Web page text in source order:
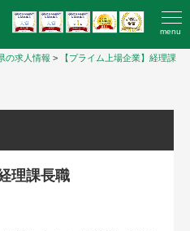
menu
の求人情報 >
【プライム上場企業】経理課
理課長職